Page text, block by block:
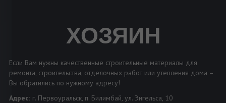
ХОЗЯИН
Если Вам нужны качественные строительные материалы для
ремонта, строительства, отделочных работ или утепления дома –
Вы обратились по нужному адресу!
Адрес: г. Первоуральск, п. Билимбай, ул. Энгельса, 10